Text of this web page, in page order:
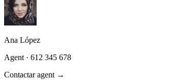
Ana López
Agent · 612 345 678
Contactar agent →